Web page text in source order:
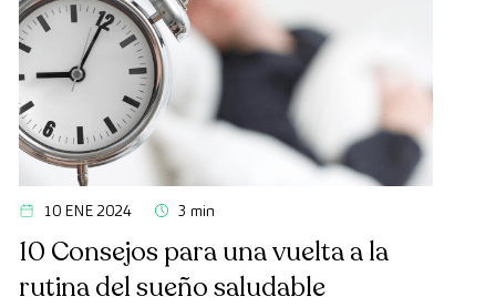
10 ENE 2024 3 min
10 Consejos para una vuelta a la
rutina del sueño saludable